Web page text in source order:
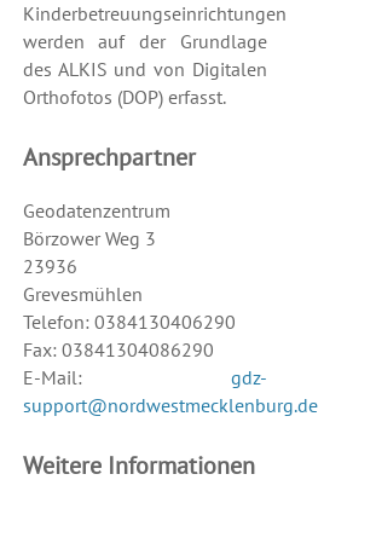
Kinderbetreuungseinrichtungen
werden auf der Grundlage
des ALKIS und von Digitalen
Orthofotos (DOP) erfasst.
Ansprechpartner
Geodatenzentrum
Börzower Weg 3
23936
Grevesmühlen
Telefon: 0384130406290
Fax: 03841304086290
E-Mail: gdz-
support@nordwestmecklenburg.de
Weitere Informationen